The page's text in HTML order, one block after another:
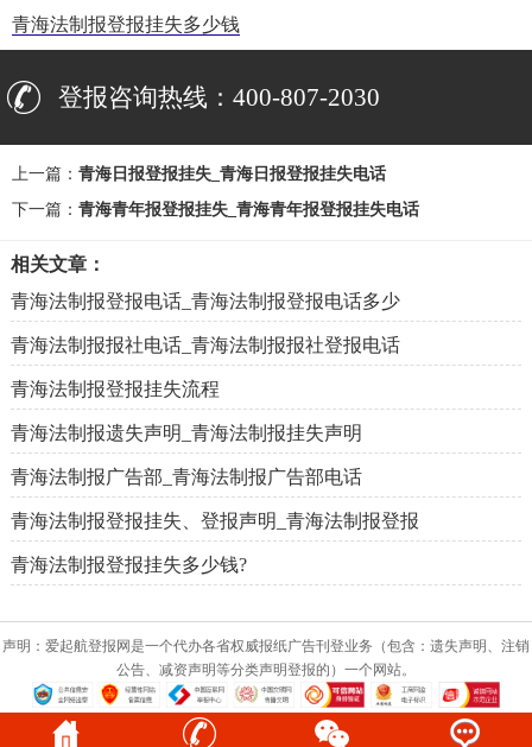
青海法制报登报挂失多少钱
登报咨询热线：400-807-2030
上一篇： 青海日报登报挂失_青海日报登报挂失电话
下一篇： 青海青年报登报挂失_青海青年报登报挂失电话
相关文章：
青海法制报登报电话_青海法制报登报电话多少
青海法制报报社电话_青海法制报报社登报电话
青海法制报登报挂失流程
青海法制报遗失声明_青海法制报挂失声明
青海法制报广告部_青海法制报广告部电话
青海法制报登报挂失、登报声明_青海法制报登报
青海法制报登报挂失多少钱?
声明：爱起航登报网是一个代办各省权威报纸广告刊登业务（包含：遗失声明、注销
公告、减资声明等分类声明登报的）一个网站。